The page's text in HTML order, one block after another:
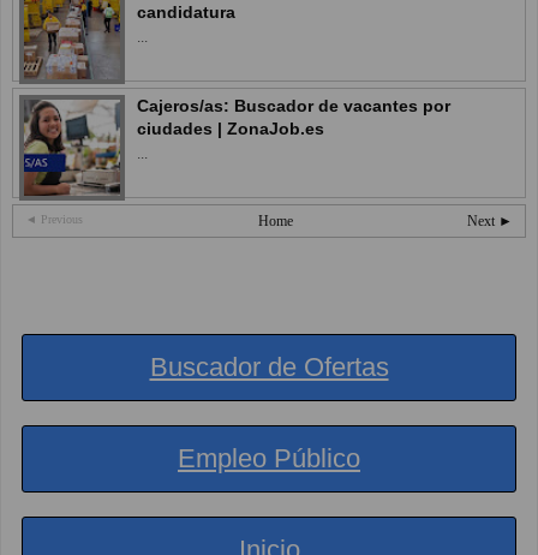
candidatura
Cajeros/as: Buscador de vacantes por
ciudades | ZonaJob.es
◄ Previous Next ►
Home
Buscador de Ofertas
Empleo Público